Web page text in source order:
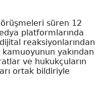
süren 12
platformlarında
reaksiyonlarından
yakından
ve hukukçuların
ortak bildiriyle